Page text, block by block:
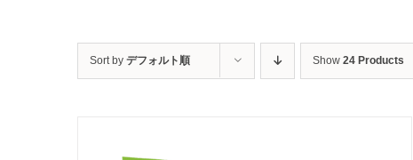
Sort by デフォルト順 Show 24 Products